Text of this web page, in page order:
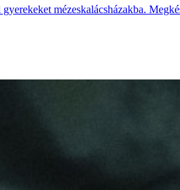
mézeskalácsházakba.